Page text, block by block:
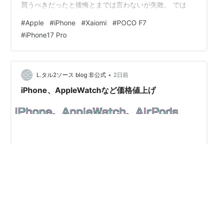
ー持続時
連続通話時間 8時間
音楽再生時間 24時間
映像再生時間 7時間
メインデ
ィスプレ
解像度480x320ドットの3.5インチ（対角）ワイドスクリ
ーン マルチタッチディスプレイ、解像度:163ppi
カメラ機
有効画素数：200万
センサー 加速度センサー、近接センサー、環境光センサー
買うべきだったと後悔とまでは言わないが失敗。 では
#Apple #iPhone #Xaiomi #POCO F7
#iPhone17 Pro
L.タル2ソース blog 非公式 • 2日前
iPhone、AppleWatchなど価格値上げ